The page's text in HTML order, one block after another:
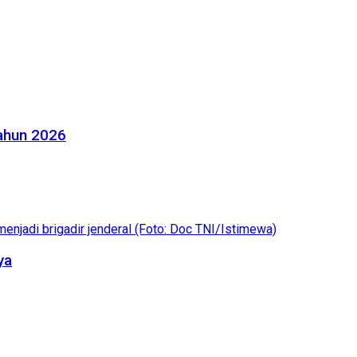
2026